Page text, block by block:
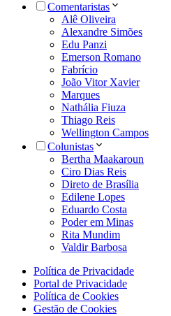
Comentaristas
Alê Oliveira
Alexandre Simões
Edu Panzi
Emerson Romano
Fabrício
João Vitor Xavier
Marques
Nathália Fiuza
Thiago Reis
Wellington Campos
Colunistas
Bertha Maakaroun
Ciro Dias Reis
Direto de Brasília
Edilene Lopes
Eduardo Costa
Poder em Minas
Rita Mundim
Valdir Barbosa
Política de Privacidade
Portal de Privacidade
Política de Cookies
Gestão de Cookies